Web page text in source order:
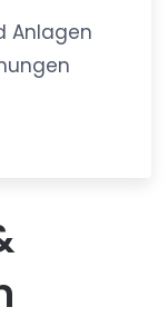
Anlagen